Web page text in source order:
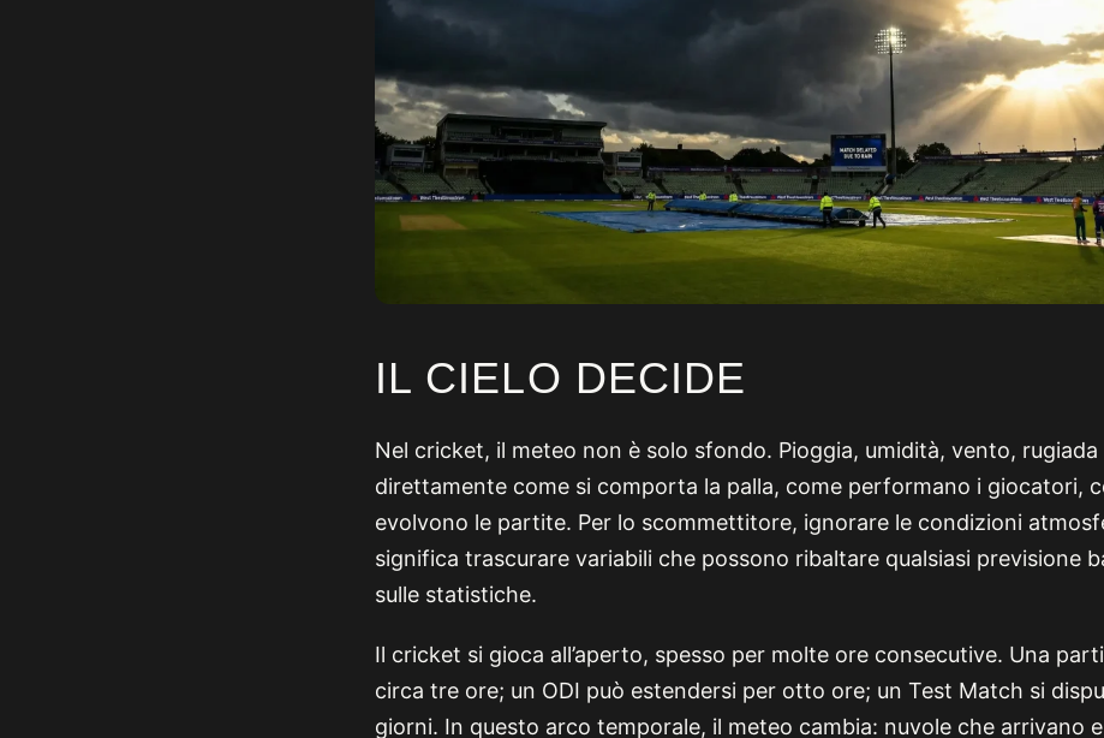
IL CIELO DECIDE
Nel cricket, il meteo non è solo sfondo. Pioggia, umidità, vento,
direttamente come si comporta la palla, come performano i giocatori,
evolvono le partite. Per lo scommettitore, ignorare le condizioni
significa trascurare variabili che possono ribaltare qualsiasi previsione
sulle statistiche.
Il cricket si gioca all’aperto, spesso per molte ore consecutive. Una
circa tre ore; un ODI può estendersi per otto ore; un Test Match si
giorni. In questo arco temporale, il meteo cambia: nuvole che arrivano